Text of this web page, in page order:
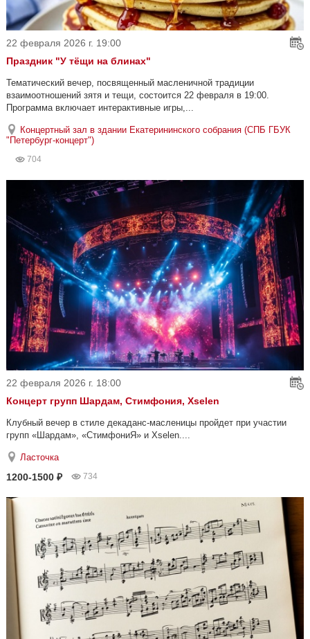
22 февраля 2026 г. 19:00
Праздник "У тёщи на блинах"
Тематический вечер, посвященный масленичной традиции
взаимоотношений зятя и тещи, состоится 22 февраля в 19:00.
Программа включает интерактивные игры,...
Концертный зал в здании Екатерининского собрания (СПБ ГБУК
"Петербург-концерт")
704
22 февраля 2026 г. 18:00
Концерт групп Шардам, Стимфония, Xselen
Клубный вечер в стиле декаданс-масленицы пройдет при участии
групп «Шардам», «СтимфониЯ» и Xselen....
Ласточка
1200-1500 ₽ 734